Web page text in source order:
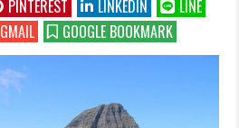
PINTEREST LINKEDIN
LINE
GMAIL GOOGLE BOOKMARK